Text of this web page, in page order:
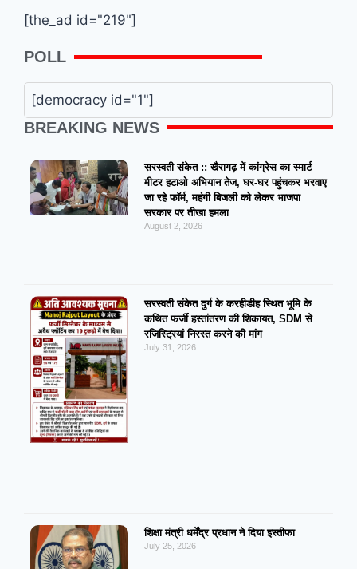
[the_ad id="219"]
POLL
[democracy id="1"]
BREAKING NEWS
सरस्वती संकेत :: खैरागढ़ में कांग्रेस का स्मार्ट
मीटर हटाओ अभियान तेज, घर-घर पहुंचकर भरवाए
जा रहे फॉर्म, महंगी बिजली को लेकर भाजपा
सरकार पर तीखा हमला
August 2, 2026
सरस्वती संकेत दुर्ग के करहीडीह स्थित भूमि के
कथित फर्जी हस्तांतरण की शिकायत, SDM से
रजिस्ट्रियां निरस्त करने की मांग
July 31, 2026
शिक्षा मंत्री धर्मेंद्र प्रधान ने दिया इस्तीफा
July 25, 2026